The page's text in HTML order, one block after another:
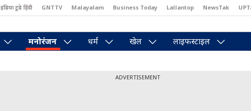
इंडिया टुडे हिंदी GNTTV Malayalam Business Today Lallantop NewsTak
मनोरंजन धर्म खेल लाइफस्टाइल
ADVERTISEMENT